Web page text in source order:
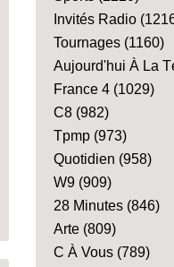
Invités Radio
Tournages (1160)
Aujourd'hui À La
France 4 (1029)
C8 (982)
Tpmp (973)
Quotidien (958)
W9 (909)
28 Minutes (846)
Arte (809)
C À Vous (789)